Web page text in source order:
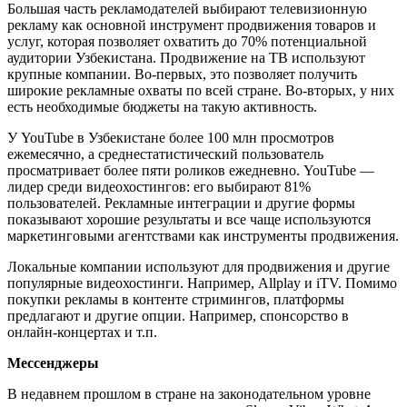
Большая часть рекламодателей выбирают телевизионную
рекламу как основной инструмент продвижения товаров и
услуг, которая позволяет охватить до 70% потенциальной
аудитории Узбекистана. Продвижение на ТВ используют
крупные компании. Во-первых, это позволяет получить
широкие рекламные охваты по всей стране. Во-вторых, у них
есть необходимые бюджеты на такую активность.
У YouTube в Узбекистане более 100 млн просмотров
ежемесячно, а среднестатистический пользователь
просматривает более пяти роликов ежедневно. YouTube —
лидер среди видеохостингов: его выбирают 81%
пользователей. Рекламные интеграции и другие формы
показывают хорошие результаты и все чаще используются
маркетинговыми агентствами как инструменты продвижения.
Локальные компании используют для продвижения и другие
популярные видеохостинги. Например, Allplay и iTV. Помимо
покупки рекламы в контенте стримингов, платформы
предлагают и другие опции. Например, спонсорство в
онлайн-концертах и т.п.
Мессенджеры
В недавнем прошлом в стране на законодательном уровне